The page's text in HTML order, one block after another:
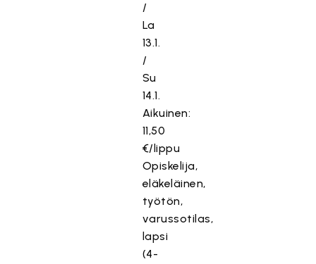
/
La
13.1.
/
Su
14.1.
Aikuinen:
11,50
€/lippu
Opiskelija,
eläkeläinen,
työtön,
varussotilas,
lapsi
(4-